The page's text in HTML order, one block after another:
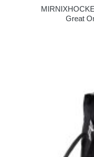
Great